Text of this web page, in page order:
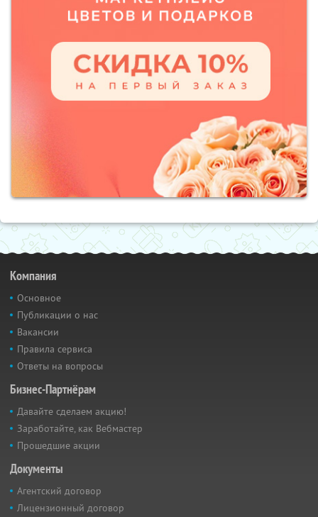
Компания
Основное
Публикации о нас
Вакансии
Правила сервиса
Ответы на вопросы
Бизнес-Партнёрам
Давайте сделаем акцию!
Заработайте, как Вебмастер
Прошедшие акции
Документы
Агентский договор
Лицензионный договор